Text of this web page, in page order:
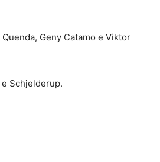
Geny Catamo e Viktor
Schjelderup.